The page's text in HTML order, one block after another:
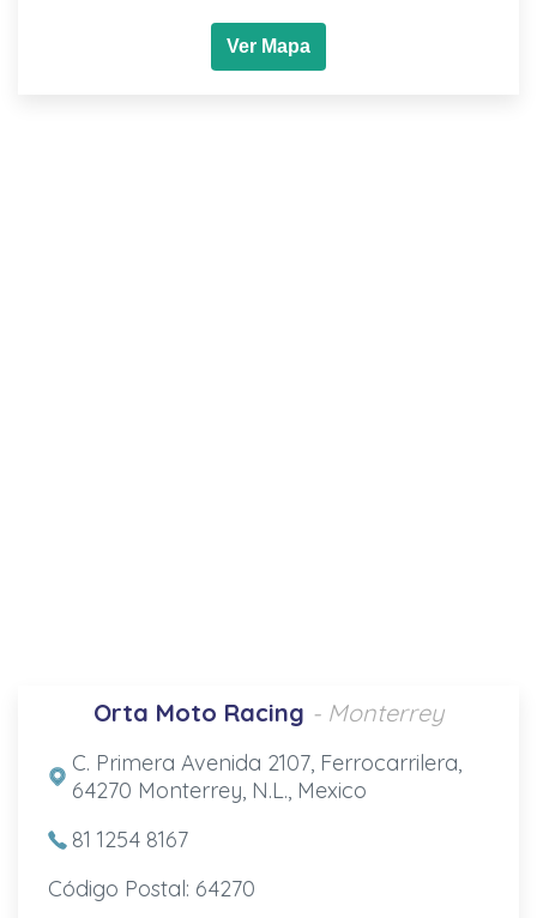
Ver Mapa
Orta Moto Racing - Monterrey
C. Primera Avenida 2107, Ferrocarrilera,
64270 Monterrey, N.L., Mexico
81 1254 8167
Código Postal: 64270